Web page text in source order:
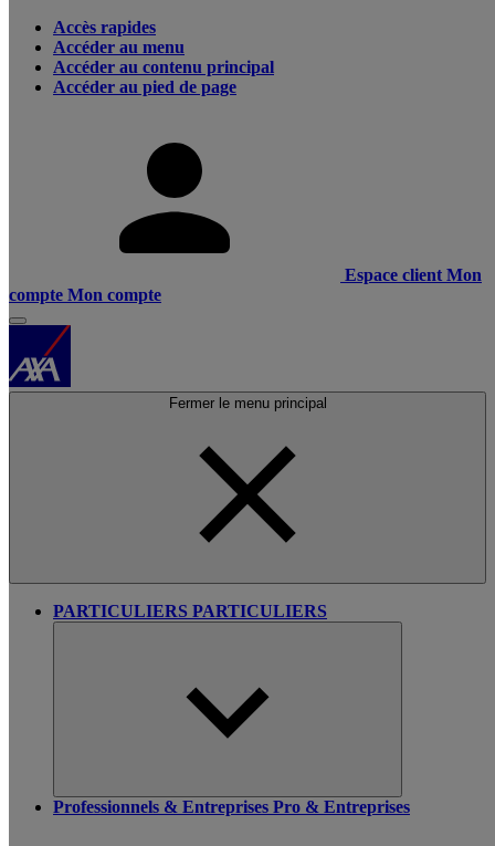
Accès rapides
Accéder au menu
Accéder au contenu principal
Accéder au pied de page
Espace client Mon
compte Mon compte
Fermer le menu principal
PARTICULIERS PARTICULIERS
Professionnels & Entreprises Pro & Entreprises